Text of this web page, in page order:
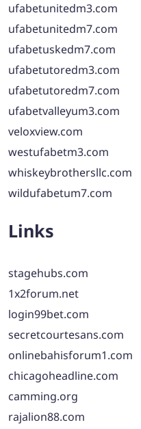
ufabetunitedm3.com
ufabetunitedm7.com
ufabetuskedm7.com
ufabetutoredm3.com
ufabetutoredm7.com
ufabetvalleyum3.com
veloxview.com
westufabetm3.com
whiskeybrothersllc.com
wildufabetum7.com
Links
stagehubs.com
1x2forum.net
login99bet.com
secretcourtesans.com
onlinebahisforum1.com
chicagoheadline.com
camming.org
rajalion88.com